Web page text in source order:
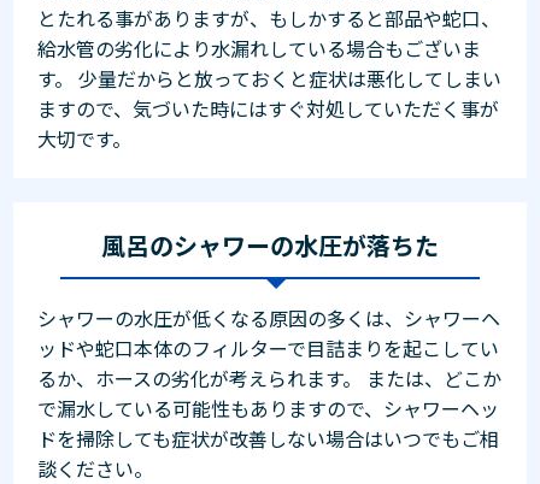
とたれる事がありますが、もしかすると部品や蛇口、
給水管の劣化により水漏れしている場合もございま
す。 少量だからと放っておくと症状は悪化してしまい
ますので、気づいた時にはすぐ対処していただく事が
大切です。
風呂のシャワーの水圧が落ちた
シャワーの水圧が低くなる原因の多くは、シャワーヘ
ッドや蛇口本体のフィルターで目詰まりを起こしてい
るか、ホースの劣化が考えられます。 または、どこか
で漏水している可能性もありますので、シャワーヘッ
ドを掃除しても症状が改善しない場合はいつでもご相
談ください。